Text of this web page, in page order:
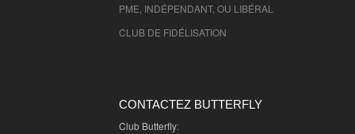
PME, INDÉPENDANT, OU LIBÉRAL
CLUB DE FIDÉLISATION
CONTACTEZ BUTTERFLY
Club Butterfly: